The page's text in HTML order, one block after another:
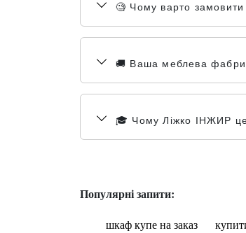
🧐 Чому варто
🚚 Ваша меблева
🎓 Чому Ліжко ІНЖИР це
Популярні запити:
шкаф купе на заказ